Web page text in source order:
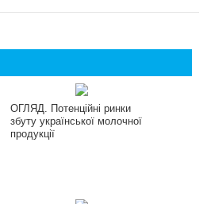
ОГЛЯД. Потенційні ринки
збуту української молочної
продукції